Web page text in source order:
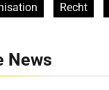
Recht
News